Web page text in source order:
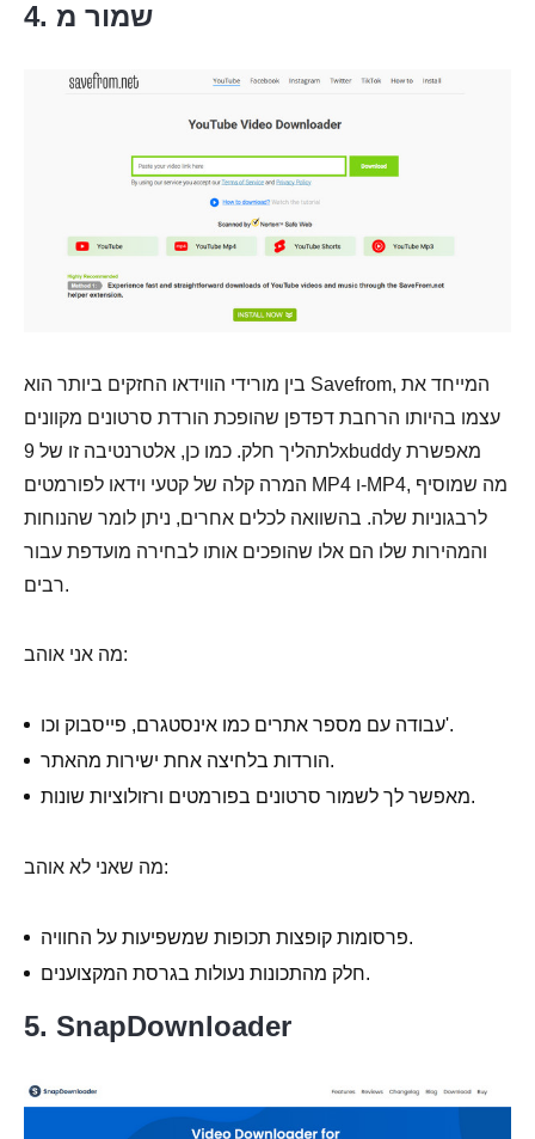
4. שמור מ
בין מורידי הווידאו החזקים ביותר הוא Savefrom, המייחד את
עצמו בהיותו הרחבת דפדפן שהופכת הורדת סרטונים מקוונים
לתהליך חלק. כמו כן, אלטרנטיבה זו של 9xbuddy מאפשרת
המרה קלה של קטעי וידאו לפורמטים MP4 ו-MP4, מה שמוסיף
לרבגוניות שלה. בהשוואה לכלים אחרים, ניתן לומר שהנוחות
והמהירות שלו הם אלו שהופכים אותו לבחירה מועדפת עבור
רבים.
מה אני אוהב:
עבודה עם מספר אתרים כמו אינסטגרם, פייסבוק וכו'.
הורדות בלחיצה אחת ישירות מהאתר.
מאפשר לך לשמור סרטונים בפורמטים ורזולוציות שונות.
מה שאני לא אוהב:
פרסומות קופצות תכופות שמשפיעות על החוויה.
חלק מהתכונות נעולות בגרסת המקצוענים.
5. SnapDownloader